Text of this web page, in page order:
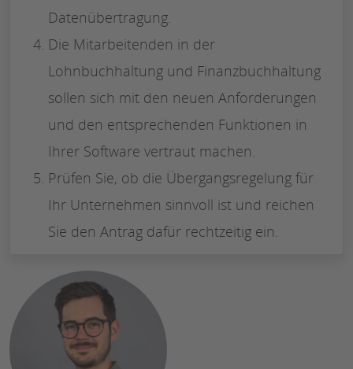
Datenübertragung.
Die Mitarbeitenden in der
Lohnbuchhaltung und Finanzbuchhaltung
sollen sich mit den neuen Anforderungen
und den entsprechenden Funktionen in
Ihrer Software vertraut machen.
Prüfen Sie, ob die Übergangsregelung für
Ihr Unternehmen sinnvoll ist und reichen
Sie den Antrag dafür rechtzeitig ein.